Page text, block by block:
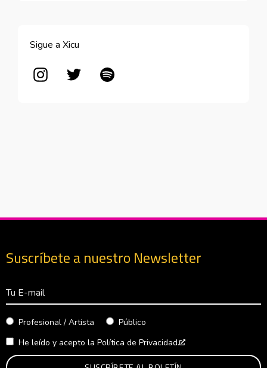
Sigue a Xicu
Abre en nueva ventana
Abre en nueva ventana
Abre en nueva ventana
Suscríbete a nuestro Newsletter
Correo Electrónico
Profesional / Artista
Público
He leído y acepto la Política de Privacidad.